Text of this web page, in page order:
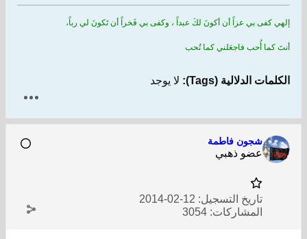
إلهي كفى بي عزاً أن أكونَ لكَ عبداً ، وكفى بي فَخراً أن تَكونَ لي رباً،
أنتَ كما أُحب فاجعَلني كما تُحب
الكلمات الدلالية (Tags): لا يوجد
شجون فاطمة
عضو ذهبي
تاريخ التسجيل: 12-02-2014
المشاركات: 3054